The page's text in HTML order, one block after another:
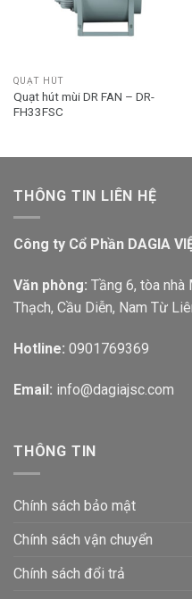
QUẠT HÚT
Quạt hút mùi DR FAN – DR-
FH33FSC
THÔNG TIN LIÊN HỆ
Công ty Cổ Phần DAGIA
Văn phòng: Tầng 6, tòa nhà
Thạch, Cầu Diễn, Nam Từ
Hotline: 0901769369
Email: info@dagiajsc.com
THÔNG TIN
Chính sách bảo mật
Chính sách vận chuyển
Chính sách đổi trả